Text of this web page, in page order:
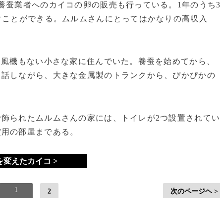
業者へのカイコの卵の販売も行っている。1年のうち
とができる。ムルムさんにとってはかなりの高収入
もない小さな家に住んでいた。養蚕を始めてから、
しながら、大きな金属製のトランクから、ぴかぴかの
られたムルムさんの家には、トイレが2つ設置されてい
の部屋まである。
変えたカイコ >
1 2 次のページヘ >